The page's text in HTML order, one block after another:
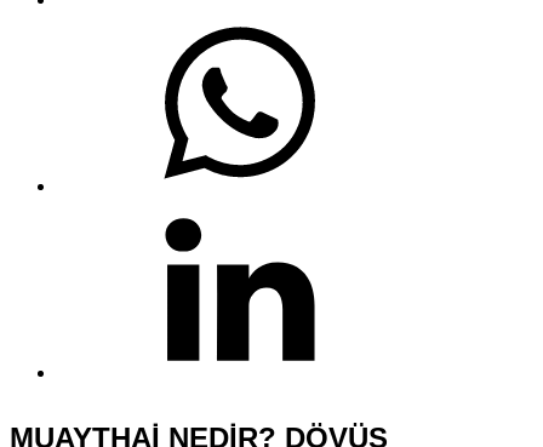
MUAYTHAİ NEDİR? DÖVÜŞ